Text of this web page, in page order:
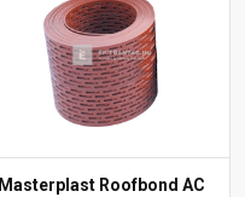
Masterplast Roofbond AC